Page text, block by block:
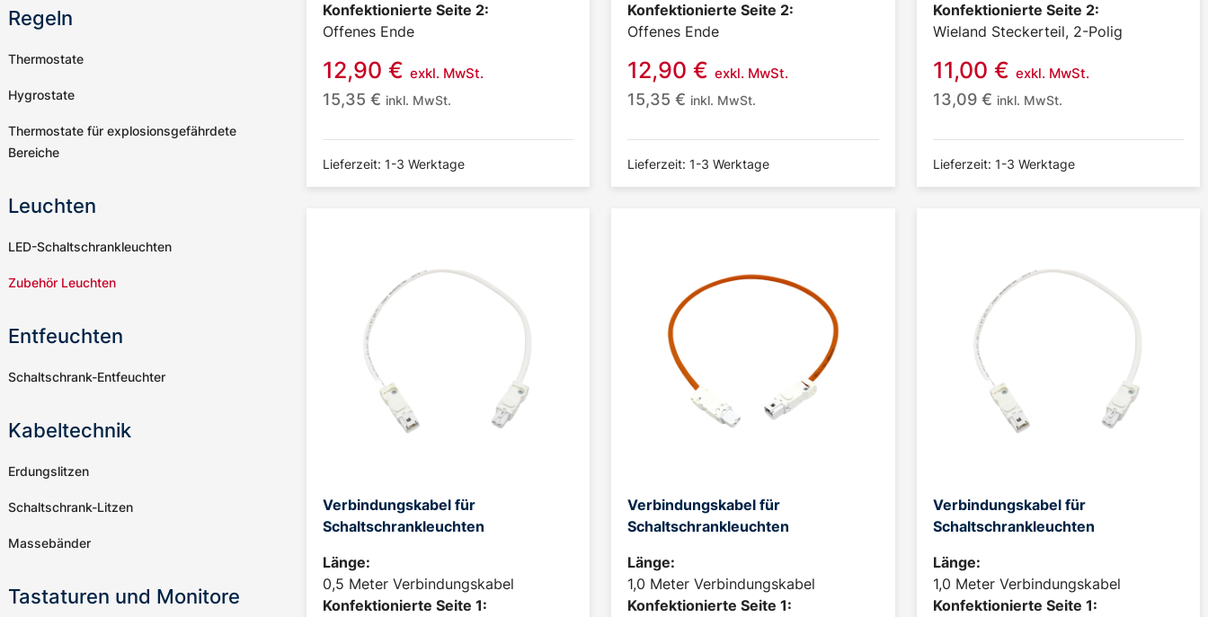
Konfektionierte Seite 2:
Offenes Ende
12,90 € exkl. MwSt.
15,35 € inkl. MwSt.
Lieferzeit: 1-3 Werktage
Konfektionierte Seite 2:
Offenes Ende
12,90 € exkl. MwSt.
15,35 € inkl. MwSt.
Lieferzeit: 1-3 Werktage
Konfektionierte Seite 2:
Wieland Steckerteil, 2-Polig
11,00 € exkl. MwSt.
13,09 € inkl. MwSt.
Lieferzeit: 1-3 Werktage
Verbindungskabel für
Schaltschrankleuchten
Länge:
0,5 Meter Verbindungskabel
Konfektionierte Seite 1:
Verbindungskabel für
Schaltschrankleuchten
Länge:
1,0 Meter Verbindungskabel
Konfektionierte Seite 1:
Verbindungskabel für
Schaltschrankleuchten
Länge:
1,0 Meter Verbindungskabel
Konfektionierte Seite 1:
Regeln
Thermostate
Hygrostate
Thermostate für explosionsgefährdete
Bereiche
Leuchten
LED-Schaltschrankleuchten
Zubehör Leuchten
Entfeuchten
Schaltschrank-Entfeuchter
Kabeltechnik
Erdungslitzen
Schaltschrank-Litzen
Massebänder
Tastaturen und Monitore